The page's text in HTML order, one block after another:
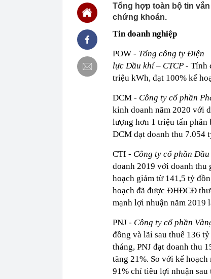
đúng
Bán
nào
20:29
Cờ Nga
lửa
giúp
20:22
Trung
chưa
20:21
Công
công an
20:01
Giá
20:00
Iran:
trước
Tổng hợp toàn bộ tin
chứng khoán.
Tin doanh nghiệp
POW - Tổng công ty Điện
lực Dầu khí – CTCP - Tính
triệu kWh, đạt 100% kế
DCM - Công ty cổ phần
kinh doanh năm 2020 với
lượng hơn 1 triệu tấn phân
DCM đạt doanh thu 7.054
CTI - Công ty cổ phần
doanh 2019 với doanh thu
hoạch giảm từ 141,5 tỷ
hoạch đã được ĐHĐCĐ
mạnh lợi nhuận năm 2019
PNJ - Công ty cổ phần
đồng và lãi sau thuế 136
tháng, PNJ đạt doanh thu
tăng 21%. So với kế
91% chỉ tiêu lợi nhuận sau